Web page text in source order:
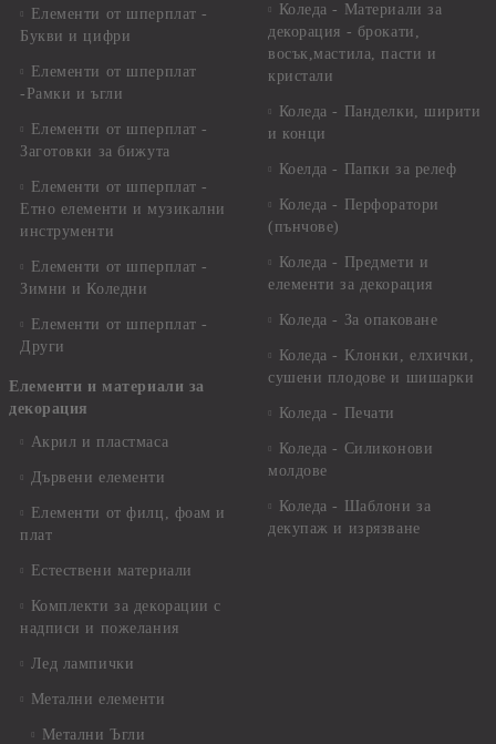
Елементи от шперплат -
Букви и цифри
Елементи от шперплат
-Рамки и ъгли
Елементи от шперплат -
Заготовки за бижута
Елементи от шперплат -
Етно елементи и музикални
инструменти
Елементи от шперплат -
Зимни и Коледни
Елементи от шперплат -
Други
Елементи и материали за
декорация
Акрил и пластмаса
Дървени елементи
Елементи от филц, фоам и
плат
Естествени материали
Комплекти за декорации с
надписи и пожелания
Лед лампички
Метални елементи
Метални Ъгли
Коледа - Материали за
декорация - брокати,
восък,мастила, пасти и
кристали
Коледа - Панделки, ширити
и конци
Коелда - Папки за релеф
Коледа - Перфоратори
(пънчове)
Коледа - Предмети и
елементи за декорация
Коледа - За опаковане
Коледа - Kлонки, елхички,
сушени плодове и шишарки
Коледа - Печати
Коледа - Силиконови
молдове
Коледа - Шаблони за
декупаж и изрязване